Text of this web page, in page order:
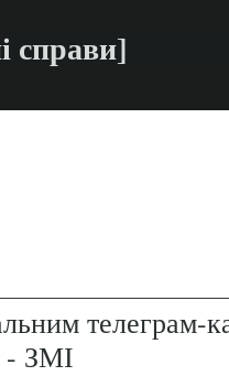
справи]
телеграм-
- ЗМІ